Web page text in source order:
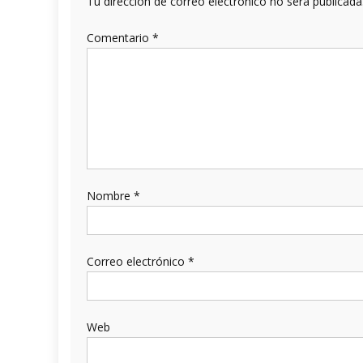
Comentario *
Nombre *
Correo electrónico *
Web